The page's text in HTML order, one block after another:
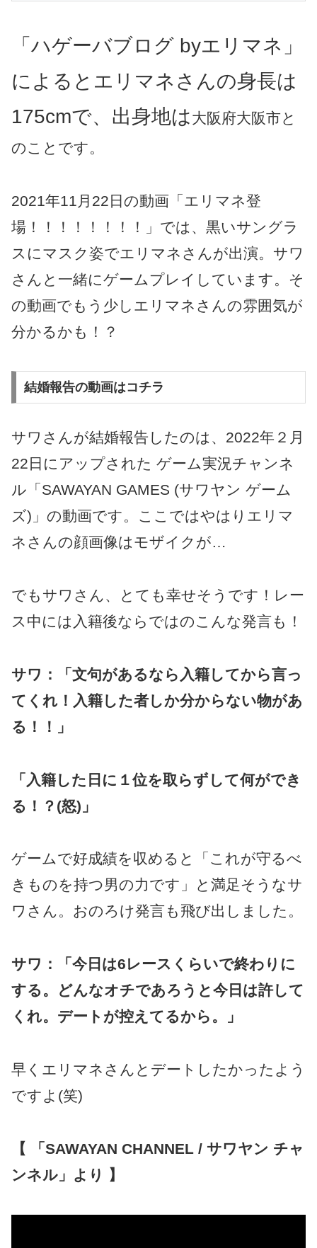
「ハゲーバブログ byエリマネ」
によるとエリマネさんの身長は
175cmで、出身地は大阪府大阪市と
のことです。
2021年11月22日の動画「エリマネ登
場！！！！！！！！」では、黒いサングラ
スにマスク姿でエリマネさんが出演。サワ
さんと一緒にゲームプレイしています。そ
の動画でもう少しエリマネさんの雰囲気が
分かるかも！？
結婚報告の動画はコチラ
サワさんが結婚報告したのは、2022年２月
22日にアップされた ゲーム実況チャンネ
ル「SAWAYAN GAMES (サワヤン ゲーム
ズ)」の動画です。ここではやはりエリマ
ネさんの顔画像はモザイクが…
でもサワさん、とても幸せそうです！レー
ス中には入籍後ならではのこんな発言も！
サワ：「文句があるなら入籍してから言っ
てくれ！入籍した者しか分からない物があ
る！！」
「入籍した日に１位を取らずして何ができ
る！？(怒)」
ゲームで好成績を収めると「これが守るべ
きものを持つ男の力です」と満足そうなサ
ワさん。おのろけ発言も飛び出しました。
サワ：「今日は6レースくらいで終わりに
する。どんなオチであろうと今日は許して
くれ。デートが控えてるから。」
早くエリマネさんとデートしたかったよう
ですよ(笑)
【 「SAWAYAN CHANNEL / サワヤン チャ
ンネル」より 】